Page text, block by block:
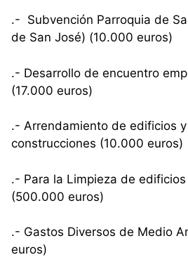
.- Subvención Parroquia de
de San José) (10.000 euros)
.- Desarrollo de encuentro
(17.000 euros)
.- Arrendamiento de edificios
construcciones (10.000 euros)
.- Para la Limpieza de
(500.000 euros)
.- Gastos Diversos de Medio
euros)